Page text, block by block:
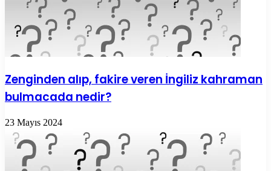
Zenginden alıp, fakire veren İngiliz kahraman
bulmacada nedir?
23 Mayıs 2024